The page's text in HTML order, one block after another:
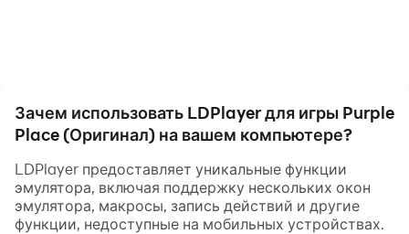
Зачем использовать LDPlayer для игры Purple
Place (Оригинал) на вашем компьютере?
LDPlayer предоставляет уникальные функции
эмулятора, включая поддержку нескольких окон
эмулятора, макросы, запись действий и другие
функции, недоступные на мобильных устройствах.